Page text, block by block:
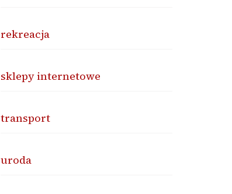
rekreacja
sklepy internetowe
transport
uroda